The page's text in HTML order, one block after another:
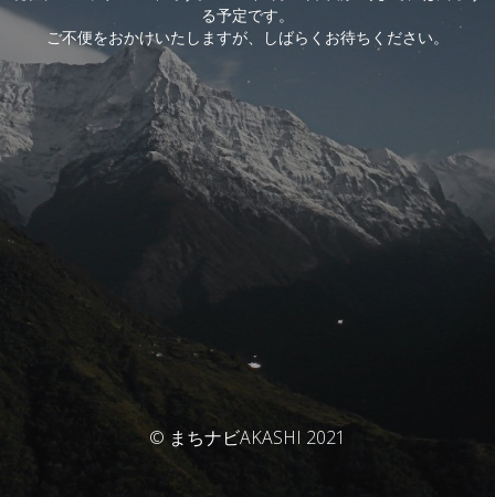
る予定です。
ご不便をおかけいたしますが、しばらくお待ちください。
© まちナビAKASHI 2021